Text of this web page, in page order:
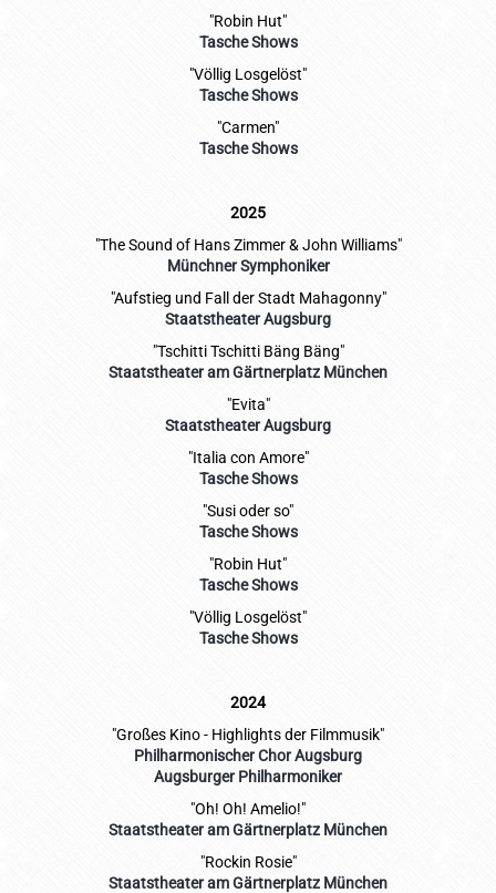
"Robin Hut"
Tasche Shows
"Völlig Losgelöst"
Tasche Shows
"Carmen"
Tasche Shows
2025
"The Sound of Hans Zimmer & John Williams"
Münchner Symphoniker
"Aufstieg und Fall der Stadt Mahagonny"
Staatstheater Augsburg
"Tschitti Tschitti Bäng Bäng"
Staatstheater am Gärtnerplatz München
"Evita"
Staatstheater Augsburg
"Italia con Amore"
Tasche Shows
"Susi oder so"
Tasche Shows
"Robin Hut"
Tasche Shows
"Völlig Losgelöst"
Tasche Shows
2024
"Großes Kino - Highlights der Filmmusik"
Philharmonischer Chor Augsburg
Augsburger Philharmoniker
"Oh! Oh! Amelio!"
Staatstheater am Gärtnerplatz München
"Rockin Rosie"
Staatstheater am Gärtnerplatz München